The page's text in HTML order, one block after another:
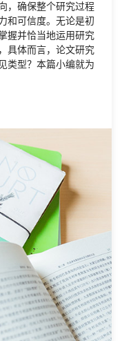
，确保整个研究过程
和可信度。无论是初
握并恰当地运用研究
具体而言，论文研究
类型？本篇小编就为